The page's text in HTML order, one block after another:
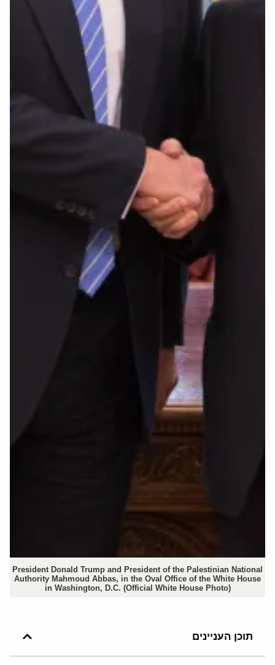
President Donald Trump and President of the Palestinian National
Authority Mahmoud Abbas, in the Oval Office of the White House
in Washington, D.C. (Official White House Photo)
תוכן העניינים